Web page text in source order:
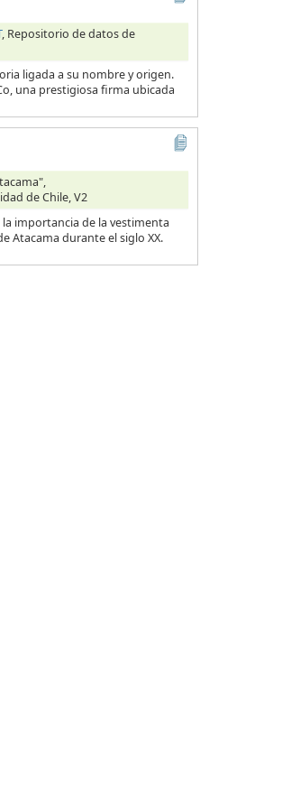
, Repositorio de datos de
ligada a su nombre y origen.
una prestigiosa firma ubicada
de Chile, V2
la importancia de la vestimenta
Atacama durante el siglo XX.